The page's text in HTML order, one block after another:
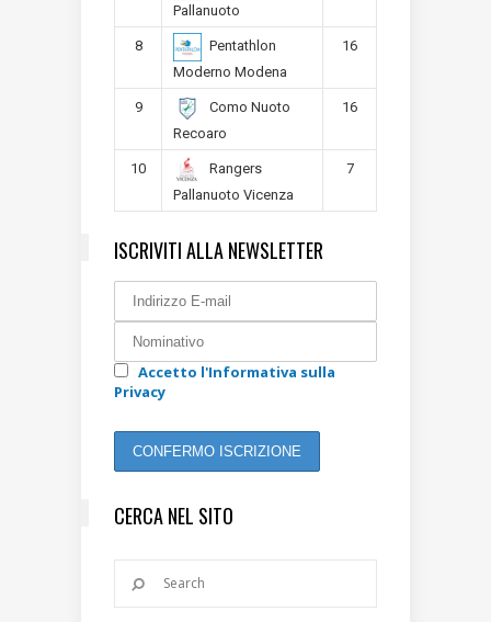
Pallanuoto
8
Pentathlon
Moderno Modena
16
9
Como Nuoto
Recoaro
16
10
Rangers
Pallanuoto Vicenza
7
ISCRIVITI ALLA NEWSLETTER
Accetto l'Informativa sulla
Privacy
CERCA NEL SITO